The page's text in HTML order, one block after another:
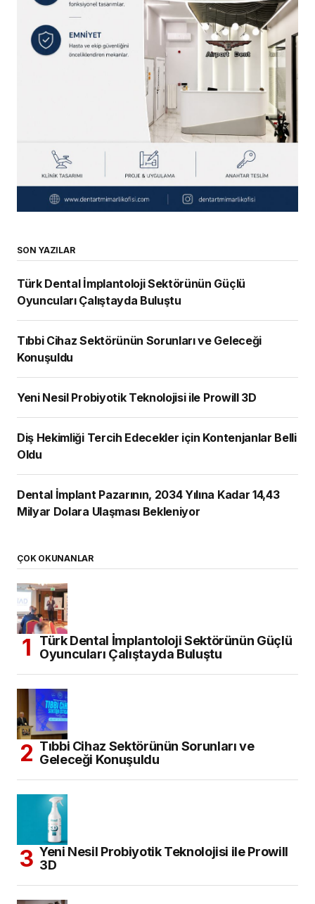
SON YAZILAR
Türk Dental İmplantoloji Sektörünün Güçlü
Oyuncuları Çalıştayda Buluştu
Tıbbi Cihaz Sektörünün Sorunları ve Geleceği
Konuşuldu
Yeni Nesil Probiyotik Teknolojisi ile Prowill 3D
Diş Hekimliği Tercih Edecekler için Kontenjanlar Belli
Oldu
Dental İmplant Pazarının, 2034 Yılına Kadar 14,43
Milyar Dolara Ulaşması Bekleniyor
ÇOK OKUNANLAR
Türk Dental İmplantoloji Sektörünün Güçlü
Oyuncuları Çalıştayda Buluştu
Tıbbi Cihaz Sektörünün Sorunları ve
Geleceği Konuşuldu
Yeni Nesil Probiyotik Teknolojisi ile Prowill
3D